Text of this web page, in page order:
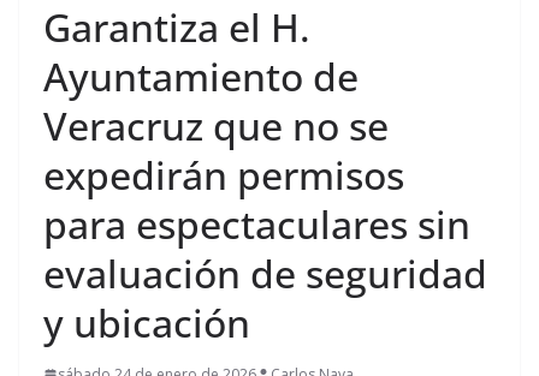
Garantiza el H.
Ayuntamiento de
Veracruz que no se
expedirán permisos
para espectaculares sin
evaluación de seguridad
y ubicación